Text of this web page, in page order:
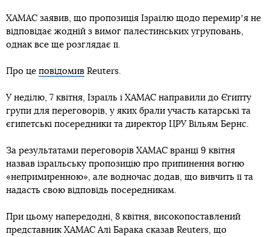
ХАМАС заявив, що пропозиція Ізраїлю щодо перемирʼя не
відповідає жодній з вимог палестинських угруповань,
однак все ще розглядає її.
Про це повідомив Reuters.
У неділю, 7 квітня, Ізраїль і ХАМАС направили до Єгипту
групи для переговорів, у яких брали участь катарські та
єгипетські посередники та директор ЦРУ Вільям Бернс.
За результатами переговорів ХАМАС вранці 9 квітня
назвав ізраїльську пропозицію про припинення вогню
«непримиренною», але водночас додав, що вивчить її та
надасть свою відповідь посередникам.
При цьому напередодні, 8 квітня, високопоставлений
представник ХАМАС Алі Барака сказав Reuters, що